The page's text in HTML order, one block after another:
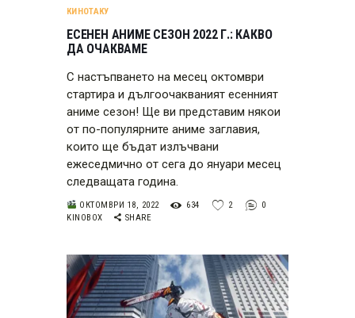
КИНОТАКУ
ЕСЕНЕН АНИМЕ СЕЗОН 2022 Г.: КАКВО
ДА ОЧАКВАМЕ
С настъпването на месец октомври
стартира и дългоочакваният есенният
аниме сезон! Ще ви представим някои
от по-популярните аниме заглавия,
които ще бъдат излъчвани
ежеседмично от сега до януари месец
следващата година.
ОКТОМВРИ 18, 2022 634 2
0
KINOBOX
SHARE